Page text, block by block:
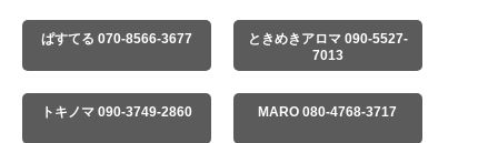
ぱすてる 070-8566-3677
ときめきアロマ 090-5527-
7013
トキノマ 090-3749-2860 MARO 080-4768-3717